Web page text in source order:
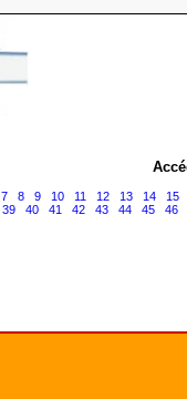
7 8 9 10 11 12 13 14
15
39 40 41 42 43 44 45 46